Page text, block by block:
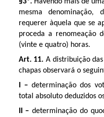
mesma denominação,
requerer àquela que se
proceda a renomeação
(vinte e quatro) horas.
Art. 11. A distribuição
chapas observará o
I – determinação dos
total absoluto deduzidos
II –determinação do